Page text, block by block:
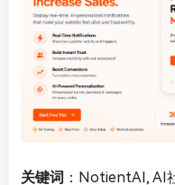
关键词 ：NotientAI, AI